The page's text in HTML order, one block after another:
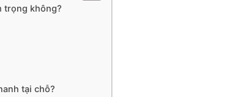
trọng không?
tại chỗ?